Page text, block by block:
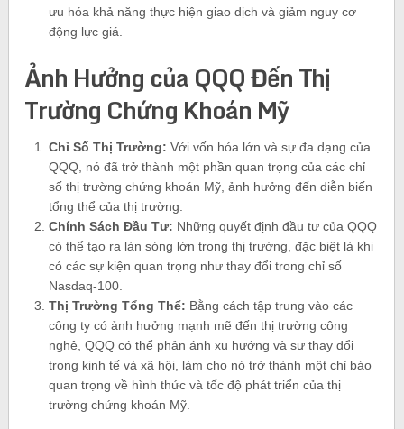
ưu hóa khả năng thực hiện giao dịch và giảm nguy cơ
động lực giá.
Ảnh Hưởng của QQQ Đến Thị
Trường Chứng Khoán Mỹ
Chỉ Số Thị Trường: Với vốn hóa lớn và sự đa dạng của
QQQ, nó đã trở thành một phần quan trọng của các chỉ
số thị trường chứng khoán Mỹ, ảnh hưởng đến diễn biến
tổng thể của thị trường.
Chính Sách Đầu Tư: Những quyết định đầu tư của QQQ
có thể tạo ra làn sóng lớn trong thị trường, đặc biệt là khi
có các sự kiện quan trọng như thay đổi trong chỉ số
Nasdaq-100.
Thị Trường Tổng Thể: Bằng cách tập trung vào các
công ty có ảnh hưởng mạnh mẽ đến thị trường công
nghệ, QQQ có thể phản ánh xu hướng và sự thay đổi
trong kinh tế và xã hội, làm cho nó trở thành một chỉ báo
quan trọng về hình thức và tốc độ phát triển của thị
trường chứng khoán Mỹ.